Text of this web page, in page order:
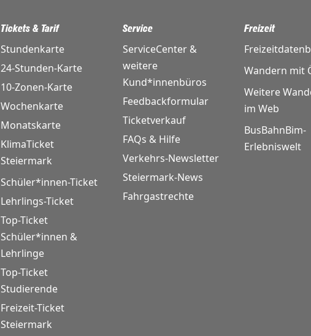
Tickets & Tarif
Stundenkarte
24-Stunden-Karte
10-Zonen-Karte
Wochenkarte
Monatskarte
KlimaTicket
Steiermark
Schüler*innen-Ticket
Lehrlings-Ticket
Top-Ticket
Schüler*innen &
Lehrlinge
Top-Ticket
Studierende
Freizeit-Ticket
Steiermark
Service
ServiceCenter &
weitere
Kund*innenbüros
Feedbackformular
Ticketverkauf
FAQs & Hilfe
Verkehrs-Newsletter
Steiermark-News
Fahrgastrechte
Freizeit
Wandern mit
Weitere
im Web
BusBahnBim-
Erlebniswelt